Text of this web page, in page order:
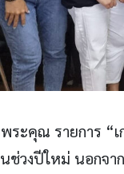
ระคุณ รายการ “
นช่วงปีใหม่ นอก